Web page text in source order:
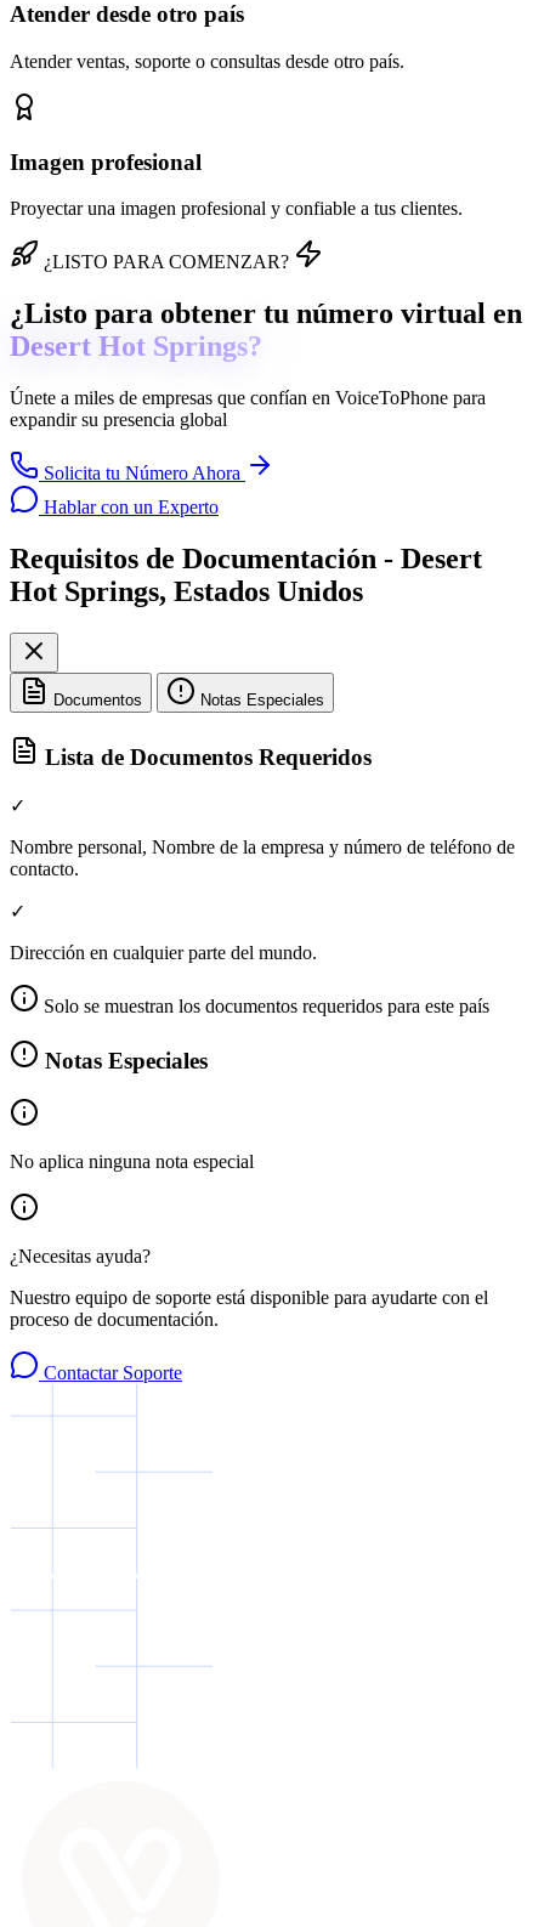
Atender desde otro país
Atender ventas, soporte o consultas desde otro país.
Imagen profesional
Proyectar una imagen profesional y confiable a tus clientes.
¿LISTO PARA COMENZAR?
¿Listo para obtener tu número virtual en
Desert Hot Springs?
Únete a miles de empresas que confían en VoiceToPhone para
expandir su presencia global
Solicita tu Número Ahora
Hablar con un Experto
Requisitos de Documentación - Desert
Hot Springs, Estados Unidos
Documentos Notas Especiales
Lista de Documentos Requeridos
✓
Nombre personal, Nombre de la empresa y número de teléfono de
contacto.
✓
Dirección en cualquier parte del mundo.
Solo se muestran los documentos requeridos para este país
Notas Especiales
No aplica ninguna nota especial
¿Necesitas ayuda?
Nuestro equipo de soporte está disponible para ayudarte con el
proceso de documentación.
Contactar Soporte